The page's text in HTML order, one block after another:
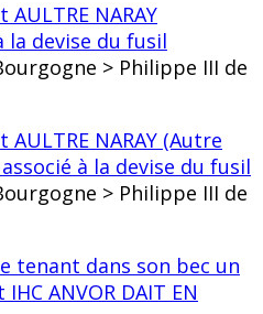
AULTRE NARAY
la devise du fusil
> Philippe III de
AULTRE NARAY (Autre
à la devise du fusil
> Philippe III de
tenant dans son bec un
ANVOR DAIT EN